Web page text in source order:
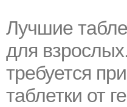
Лучшие
для
требуется
таблетки от